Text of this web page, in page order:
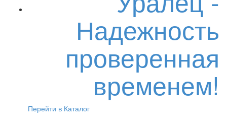
Надежность
проверенная
временем!
Перейти в Каталог